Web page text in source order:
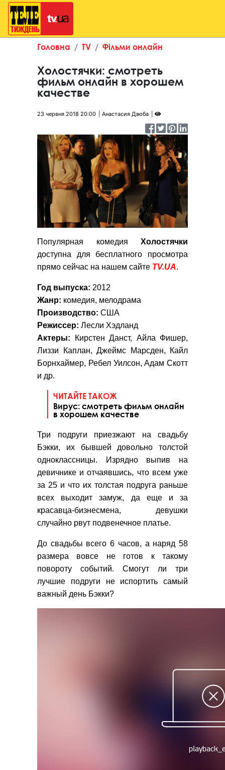
Головна TV Фільми онлайн
Холостячки: смотреть
фильм онлайн в хорошем
качестве
23 червня 2018 20:00 Анастасия Дзюба
Популярная комедия Холостячки
доступна для бесплатного просмотра
прямо сейчас на нашем сайте TV.UA.
Год выпуска: 2012
Жанр: комедия, мелодрама
Производство: США
Режиссер: Лесли Хэдланд
Актеры: Кирстен Данст, Айла Фишер,
Лиззи Каплан, Джеймс Марсден, Кайл
Борнхаймер, Ребел Уилсон, Адам Скотт
и др.
ЧИТАЙТЕ ТАКОЖ
Вирус: смотреть фильм онлайн
в хорошем качестве
Три подруги приезжают на свадьбу
Бэкки, их бывшей довольно толстой
одноклассницы. Изрядно выпив на
девичнике и отчаявшись, что всем уже
за 25 и что их толстая подруга раньше
всех выходит замуж, да еще и за
красавца-бизнесмена, девушки
случайно рвут подвенечное платье.
До свадьбы всего 6 часов, а наряд 58
размера вовсе не готов к такому
повороту событий. Смогут ли три
лучшие подруги не испортить самый
важный день Бэкки?